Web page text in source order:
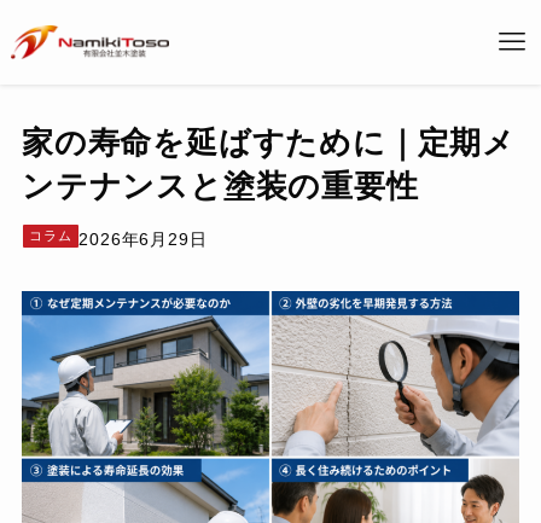
家の寿命を延ばすために｜定期メ
ンテナンスと塗装の重要性
コラム 2026年6月29日